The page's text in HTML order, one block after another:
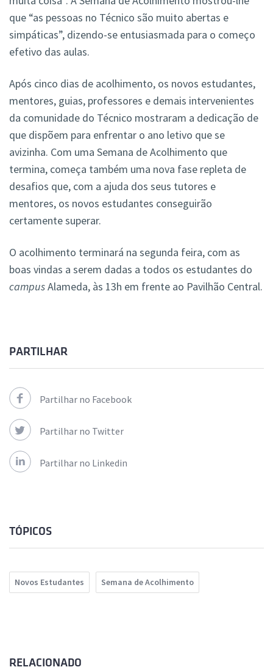
que “as pessoas no Técnico são muito abertas e
simpáticas”, dizendo-se entusiasmada para o começo
efetivo das aulas.
Após cinco dias de acolhimento, os novos estudantes,
mentores, guias, professores e demais intervenientes
da comunidade do Técnico mostraram a dedicação de
que dispõem para enfrentar o ano letivo que se
avizinha. Com uma Semana de Acolhimento que
termina, começa também uma nova fase repleta de
desafios que, com a ajuda dos seus tutores e
mentores, os novos estudantes conseguirão
certamente superar.
O acolhimento terminará na segunda feira, com as
boas vindas a serem dadas a todos os estudantes do
campusAlameda, às 13h em frente ao Pavilhão Central.
PARTILHAR
Partilhar no Facebook
Partilhar no Twitter
Partilhar no Linkedin
TÓPICOS
Novos Estudantes Semana de Acolhimento
RELACIONADO